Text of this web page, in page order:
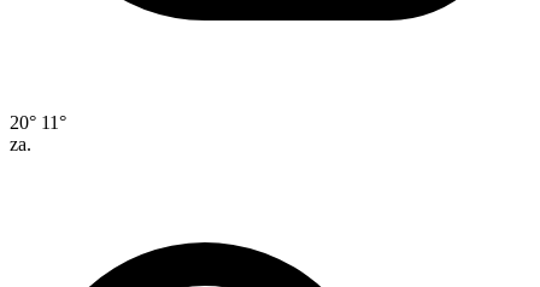
20° 11°
za.